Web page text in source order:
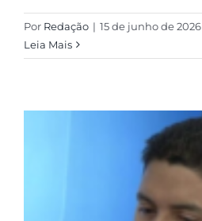
Por Redação | 15 de junho de 2026
Leia Mais